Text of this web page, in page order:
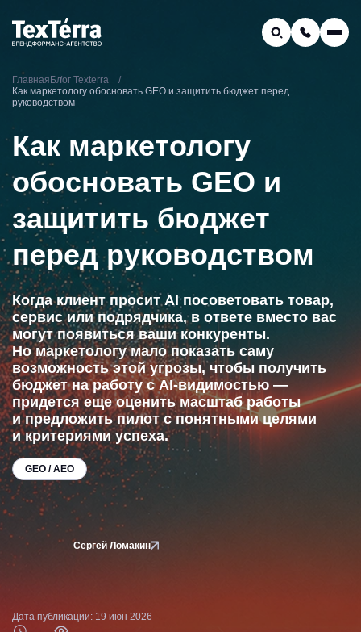
Поиск по услугам и статьям...
Заказать звонок
8 (800) 775-16-41
mail@texterra.ru
Главная Блог Texterra
Как маркетологу обосновать GEO и защитить бюджет перед
руководством
Как маркетологу
обосновать GEO и
защитить бюджет
перед руководством
Когда клиент просит AI посоветовать товар,
сервис или подрядчика, в ответе вместо вас
могут появиться ваши конкуренты.
Но маркетологу мало показать саму
возможность этой угрозы, чтобы получить
бюджет на работу с AI-видимостью —
придется еще оценить масштаб работы
и предложить пилот с понятными целями
и критериями успеха.
GEO / AEO
Сергей Ломакин
Дата публикации: 19 июн 2026